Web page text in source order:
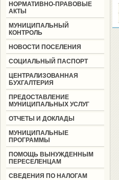
НОРМАТИВНО-ПРАВОВЫЕ
АКТЫ
МУНИЦИПАЛЬНЫЙ
КОНТРОЛЬ
НОВОСТИ ПОСЕЛЕНИЯ
СОЦИАЛЬНЫЙ ПАСПОРТ
ЦЕНТРАЛИЗОВАННАЯ
БУХГАЛТЕРИЯ
ПРЕДОСТАВЛЕНИЕ
МУНИЦИПАЛЬНЫХ УСЛУГ
ОТЧЕТЫ И ДОКЛАДЫ
МУНИЦИПАЛЬНЫЕ
ПРОГРАММЫ
ПОМОЩЬ ВЫНУЖДЕННЫМ
ПЕРЕСЕЛЕНЦАМ
СВЕДЕНИЯ ПО НАЛОГАМ